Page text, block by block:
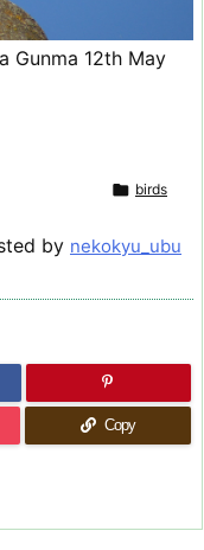
Gunma 12th May
 birds
by nekokyu_ubu
Copy